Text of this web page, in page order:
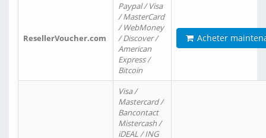
ResellerVoucher.com
Paypal / Visa
/ MasterCard
/ WebMoney
/ Discover /
American
Express /
Bitcoin
Acheter
Visa /
Mastercard /
Bancontact
Mistercash /
iDEAL / ING